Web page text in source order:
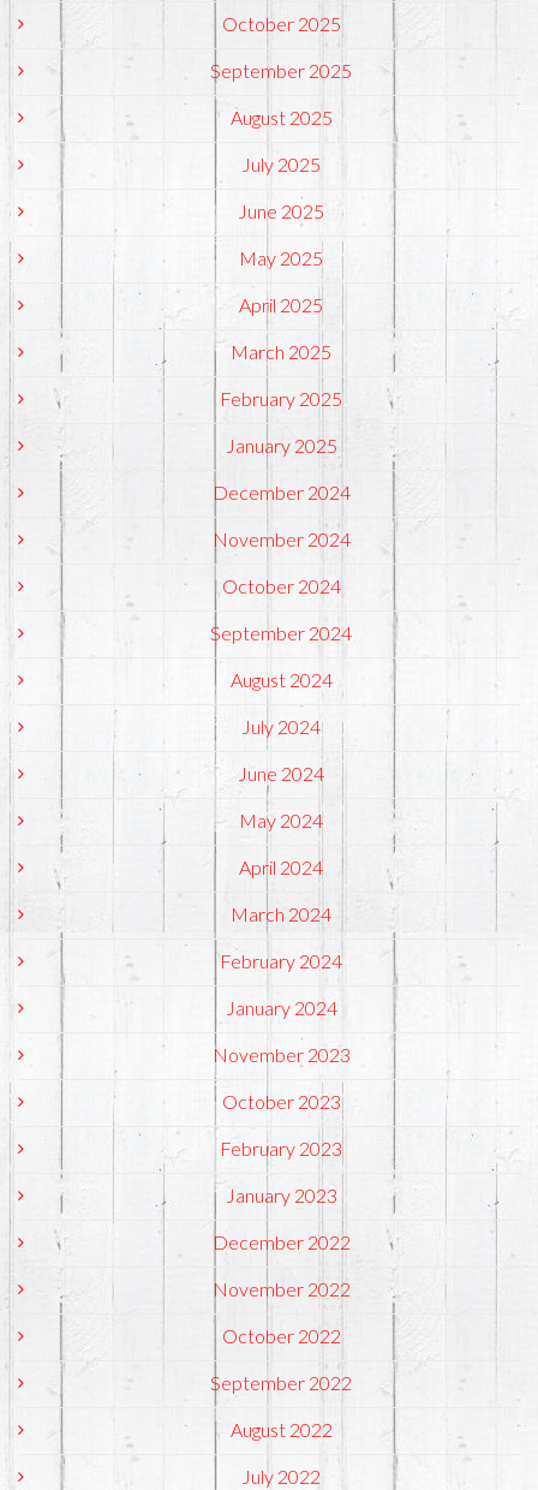
October 2025
September 2025
August 2025
July 2025
June 2025
May 2025
April 2025
March 2025
February 2025
January 2025
December 2024
November 2024
October 2024
September 2024
August 2024
July 2024
June 2024
May 2024
April 2024
March 2024
February 2024
January 2024
November 2023
October 2023
February 2023
January 2023
December 2022
November 2022
October 2022
September 2022
August 2022
July 2022